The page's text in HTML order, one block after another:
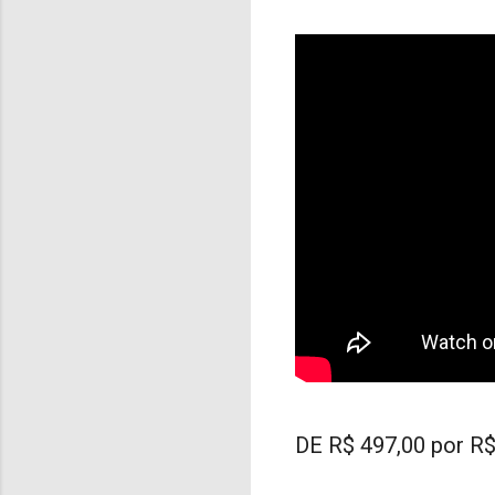
DE R$ 497,00 por